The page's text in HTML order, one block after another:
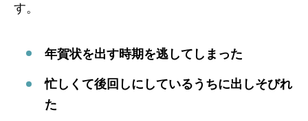
す。
年賀状を出す時期を逃してしまった
忙しくて後回しにしているうちに出しそびれ
た